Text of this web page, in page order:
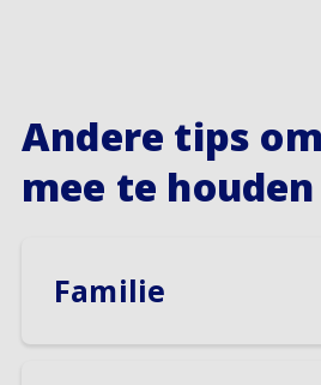
Andere tips
mee te houden
Familie